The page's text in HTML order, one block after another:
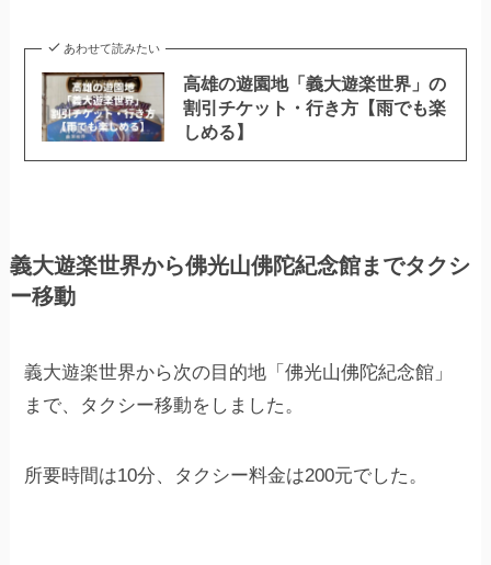
あわせて読みたい
高雄の遊園地「義大遊楽世界」の
割引チケット・行き方【雨でも楽
しめる】
義大遊楽世界から佛光山佛陀紀念館までタクシ
ー移動
義大遊楽世界から次の目的地「佛光山佛陀紀念館」
まで、タクシー移動をしました。
所要時間は10分、タクシー料金は200元でした。